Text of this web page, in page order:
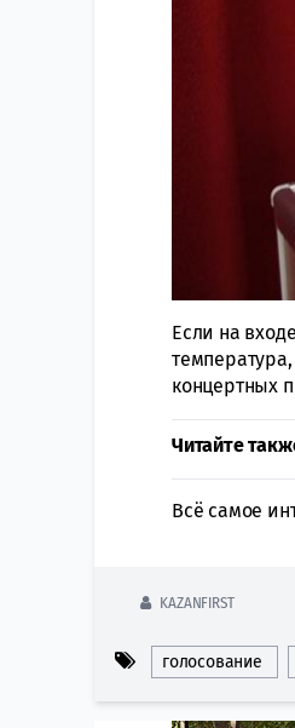
Если на
концертных
Читайте
Всё самое
KAZANFIRST
голосование